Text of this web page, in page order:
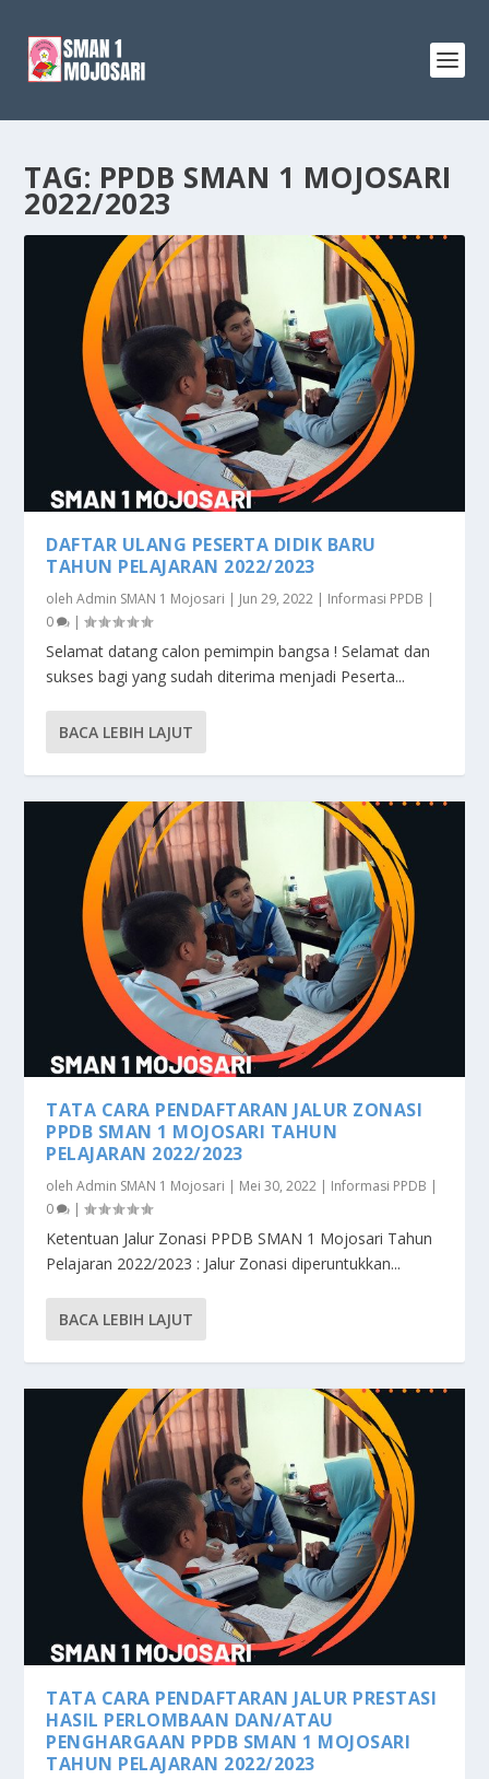
TAG: PPDB SMAN 1 MOJOSARI
2022/2023
DAFTAR ULANG PESERTA DIDIK BARU
TAHUN PELAJARAN 2022/2023
olehAdmin SMAN 1 Mojosari | Jun 29, 2022 | Informasi PPDB |
0
|
Selamat datang calon pemimpin bangsa ! Selamat dan
sukses bagi yang sudah diterima menjadi Peserta...
BACA LEBIH LAJUT
TATA CARA PENDAFTARAN JALUR ZONASI
PPDB SMAN 1 MOJOSARI TAHUN
PELAJARAN 2022/2023
olehAdmin SMAN 1 Mojosari | Mei 30, 2022 | Informasi PPDB |
0
|
Ketentuan Jalur Zonasi PPDB SMAN 1 Mojosari Tahun
Pelajaran 2022/2023 : Jalur Zonasi diperuntukkan...
BACA LEBIH LAJUT
TATA CARA PENDAFTARAN JALUR PRESTASI
HASIL PERLOMBAAN DAN/ATAU
PENGHARGAAN PPDB SMAN 1 MOJOSARI
TAHUN PELAJARAN 2022/2023